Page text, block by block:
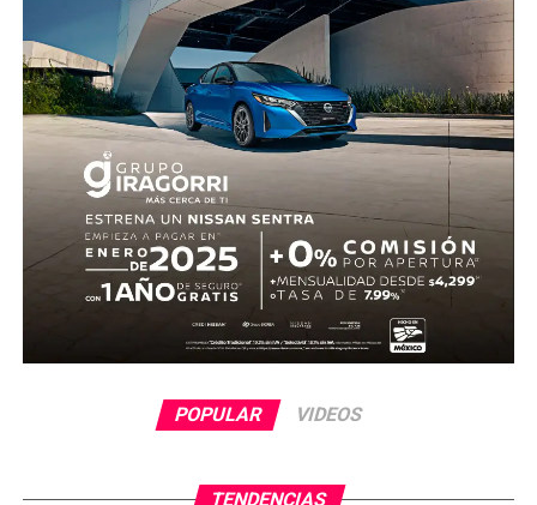
nuevamente. Al 31’, una recuperación en zona alta
permitió a Quiñones devolverle el balón a Raúl Jiménez,
quien sacó un potente disparo al ángulo para firmar el 2-
0.
Antes del descanso, el arquero Luis Ángel “Tala” Rangel
evitó el descuento con una gran atajada, manteniendo la
ventaja para el conjunto tricolor.
En la segunda mitad, Ecuador adelantó líneas y buscó
reaccionar con cambios ofensivos, pero careció de
claridad frente al arco. México, por su parte, optó por
administrar la ventaja y buscar espacios al contragolpe.
El cierre del partido incluyó la expulsión de Piero
Hincapié en tiempo agregado, tras una revisión del VAR,
POPULAR VIDEOS
TENDENCIAS